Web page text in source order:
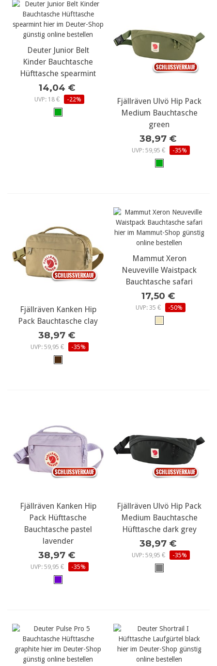
Deuter Junior Belt
Kinder Bauchtasche
Hüfttasche spearmint
14,04 €
UVP: 18 € -22%
Fjällräven Ulvö Hip Pack
Medium Bauchtasche
green
38,97 €
UVP: 59,95 € -35%
Fjällräven Kanken Hip
Pack Bauchtasche clay
38,97 €
UVP: 59,95 € -35%
Mammut Xeron
Neuveville Waistpack
Bauchtasche safari
17,50 €
UVP: 35 € -50%
Fjällräven Kanken Hip
Pack Hüfttasche
Bauchtasche pastel
lavender
38,97 €
UVP: 59,95 € -35%
Fjällräven Ulvö Hip Pack
Medium Bauchtasche
Hüfttasche dark grey
38,97 €
UVP: 59,95 € -35%